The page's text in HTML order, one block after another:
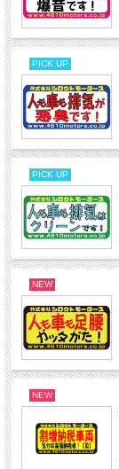
PICK UP
PICK UP
NEW
NEW